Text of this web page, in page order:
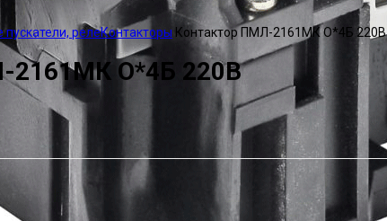
релеКонтакторы Контактор ПМЛ-2161МК О*4Б 220В
2161МК О*4Б 220В